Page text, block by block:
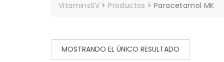
VitaminsSV > Productos >Paracetamol MK
MOSTRANDO EL ÚNICO RESULTADO